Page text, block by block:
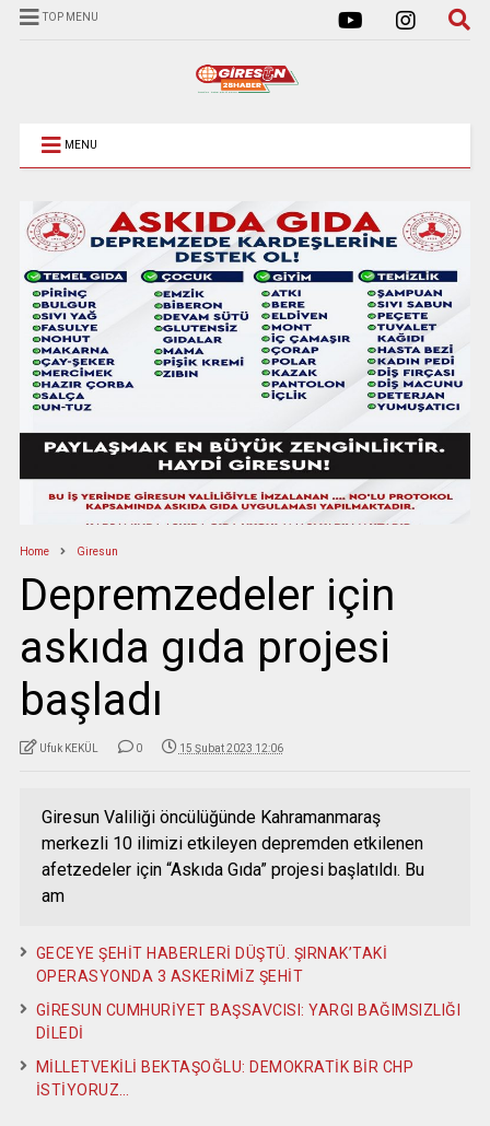
TOP MENU
MENU
Home Giresun
Depremzedeler için
askıda gıda projesi
başladı
Ufuk KEKÜL 0 15 Şubat 2023 12:06
Giresun Valiliği öncülüğünde Kahramanmaraş
merkezli 10 ilimizi etkileyen depremden etkilenen
afetzedeler için “Askıda Gıda” projesi başlatıldı. Bu
am
GECEYE ŞEHİT HABERLERİ DÜŞTÜ. ŞIRNAK’TAKİ
OPERASYONDA 3 ASKERİMİZ ŞEHİT
GİRESUN CUMHURİYET BAŞSAVCISI: YARGI BAĞIMSIZLIĞI
DİLEDİ
MİLLETVEKİLİ BEKTAŞOĞLU: DEMOKRATİK BİR CHP
İSTİYORUZ…